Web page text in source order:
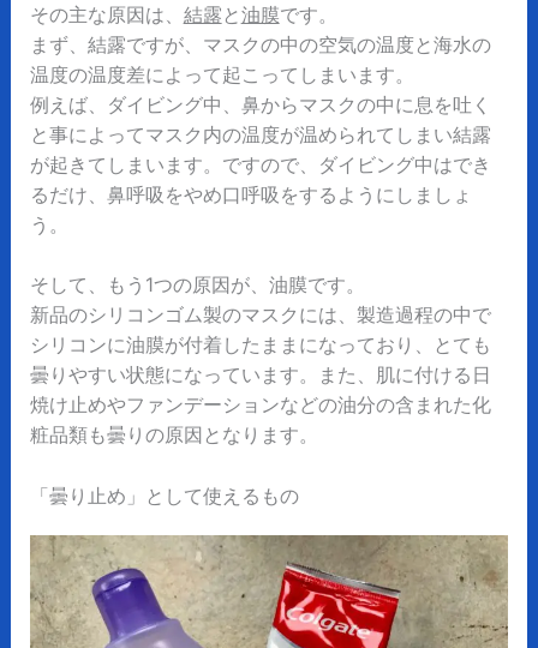
その主な原因は、 結露 と 油膜です。
まず、結露ですが、マスクの中の空気の温度と海水の
温度の温度差によって起こってしまいます。
例えば、ダイビング中、鼻からマスクの中に息を吐く
と事によってマスク内の温度が温められてしまい結露
が起きてしまいます。ですので、ダイビング中はでき
るだけ、鼻呼吸をやめ口呼吸をするようにしましょ
う。
そして、もう1つの原因が、油膜です。
新品のシリコンゴム製のマスクには、製造過程の中で
シリコンに油膜が付着したままになっており、とても
曇りやすい状態になっています。また、肌に付ける日
焼け止めやファンデーションなどの油分の含まれた化
粧品類も曇りの原因となります。
「曇り止め」として使えるもの